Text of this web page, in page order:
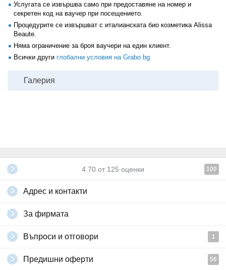
Услугата се извършва само при предоставяне на номер и
секретен код на ваучер при посещението.
Процедурите се извършват с италианската био козметика Alissa
Beaute.
Няма ограничение за броя ваучери на един клиент.
Всички други глобални условия на Grabo.bg
Галерия
4.70 от 125 оценки 100
Адрес и контакти
За фирмата
Въпроси и отговори 1
Предишни оферти 56